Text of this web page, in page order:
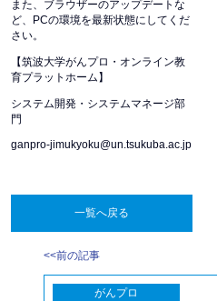
また、ブラウザーのアップデートな
ど、PCの環境を最新状態にしてくだ
さい。
【筑波大学がんプロ・オンライン教
育プラットホーム】
システム開発・システムマネージ部
門
ganpro-jimukyoku@un.tsukuba.ac.jp
一覧へ戻る
<<前の記事
がんプロ